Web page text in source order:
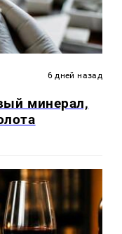
6 дней назад
минерал,